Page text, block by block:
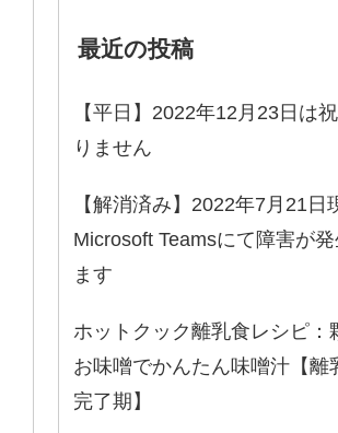
最近の投稿
【平日】2022年12月23日は
りません
【解消済み】2022年7月21日
Microsoft Teamsにて障害が
ます
ホットクック離乳食レシピ：
お味噌でかんたん味噌汁【離
完了期】